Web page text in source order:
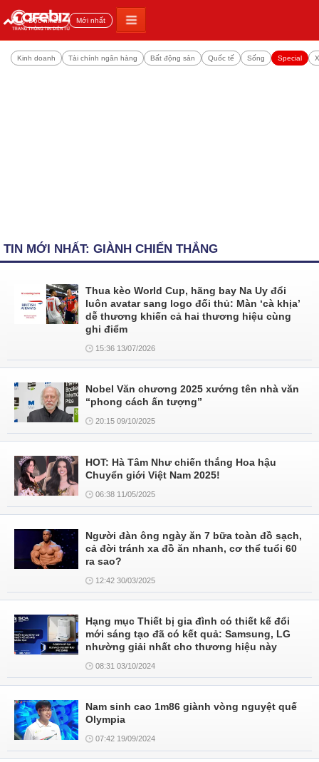
Đọc nhiều Mới nhất
Kinh doanh Tài chính ngân hàng Bất động sản Quốc tế Sống Special
TIN MỚI NHẤT: GIÀNH CHIẾN THẮNG
Thua kèo World Cup, hãng bay Na Uy đổi
luôn avatar sang logo đối thủ: Màn ‘cà khịa’
dễ thương khiến cả hai thương hiệu cùng
ghi điểm
15:36 13/07/2026
Nobel Văn chương 2025 xướng tên nhà văn
“phong cách ấn tượng”
20:15 09/10/2025
HOT: Hà Tâm Như chiến thắng Hoa hậu
Chuyển giới Việt Nam 2025!
06:38 11/05/2025
Người đàn ông ngày ăn 7 bữa toàn đồ sạch,
cả đời tránh xa đồ ăn nhanh, cơ thể tuổi 60
ra sao?
12:42 30/03/2025
Hạng mục Thiết bị gia đình có thiết kế đổi
mới sáng tạo đã có kết quả: Samsung, LG
nhường giải nhất cho thương hiệu này
08:31 03/10/2024
Nam sinh cao 1m86 giành vòng nguyệt quế
Olympia
07:42 19/09/2024